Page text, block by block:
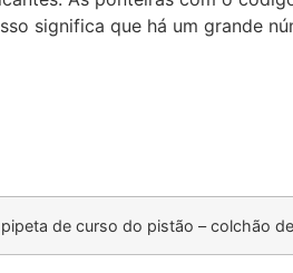
significa que há um grande
pipeta de curso do pistão – colchão